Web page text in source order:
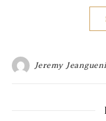
Jeremy